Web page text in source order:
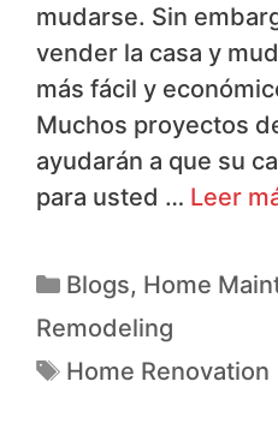
mudarse. Sin
vender la casa y
más fácil y
Muchos proyectos
ayudarán a que su
para usted … Leer
Blogs, Home
Remodeling
Home Renovation